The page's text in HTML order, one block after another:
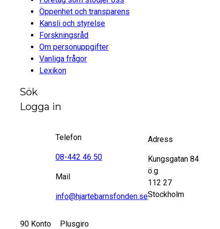
Öppenhet och transparens
Kansli och styrelse
Forskningsråd
Om personuppgifter
Vanliga frågor
Lexikon
Sök
Logga in
Telefon
08-442 46 50
Mail
info@hjartebarnsfonden.se
Adress
Kungsgatan 84
ö.g
112 27
Stockholm
90 Konto Plusgiro